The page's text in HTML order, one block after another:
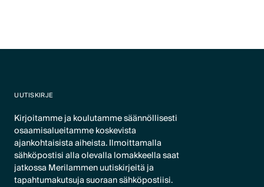
UUTISKIRJE
Kirjoitamme ja koulutamme säännöllisesti
osaamisalueitamme koskevista
ajankohtaisista aiheista. Ilmoittamalla
sähköpostisi alla olevalla lomakkeella saat
jatkossa Merilammen uutiskirjeitä ja
tapahtumakutsuja suoraan sähköpostiisi.